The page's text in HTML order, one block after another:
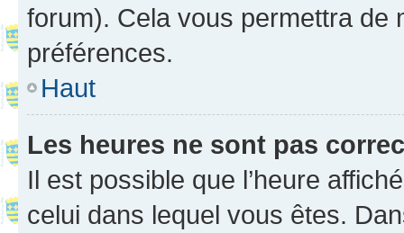
forum). Cela vous permettra de
préférences.
Haut
Les heures ne sont pas
Il est possible que l’heure
celui dans lequel vous êtes.